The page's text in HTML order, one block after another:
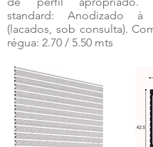
standard: Anodizado à
(lacados, sob consulta).
régua: 2.70 / 5.50 mts